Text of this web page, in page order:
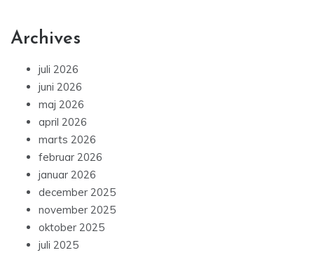
Archives
juli 2026
juni 2026
maj 2026
april 2026
marts 2026
februar 2026
januar 2026
december 2025
november 2025
oktober 2025
juli 2025